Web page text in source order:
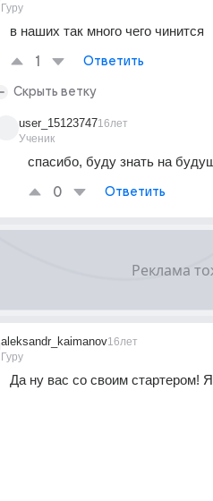
Гуру
в наших так много чего чинится
1 Ответить
Скрыть ветку
user_15123747
Ученик
16лет
спасибо, буду знать на
0 Ответить
aleksandr_kaimanov
Гуру
16лет
Да ну вас со своим стартером!